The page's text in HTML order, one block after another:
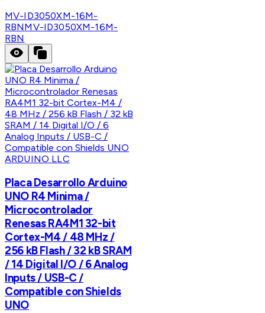
MV-ID3050XM-16M-
RBNMV-ID3050XM-16M-
RBN
ARDUINO LLC
Placa Desarrollo Arduino
UNO R4 Minima /
Microcontrolador
Renesas RA4M1 32-bit
Cortex-M4 / 48 MHz /
256 kB Flash / 32 kB SRAM
/ 14 Digital I/O / 6 Analog
Inputs / USB-C /
Compatible con Shields
UNO